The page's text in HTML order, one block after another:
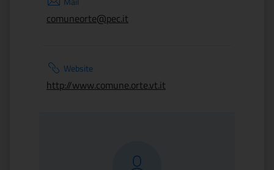
comuneorte@pec.it
Website
http://www.comune.orte.vt.it